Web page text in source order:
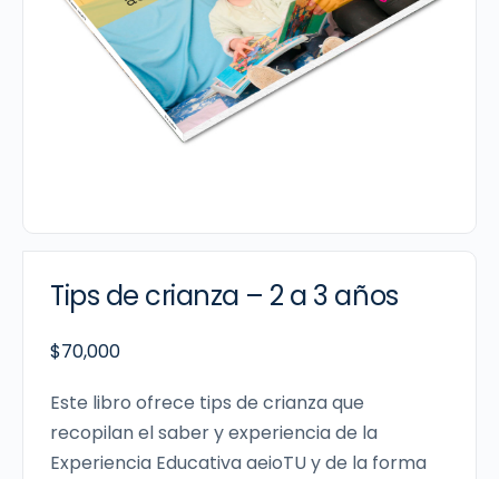
Tips de crianza – 2 a 3 años
$70,000
Este libro ofrece tips de crianza que
recopilan el saber y experiencia de la
Experiencia Educativa aeioTU y de la forma